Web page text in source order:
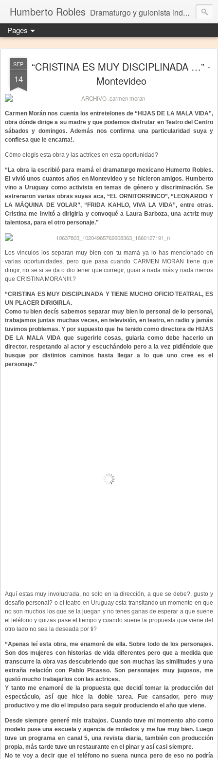
Humberto Robles Dramaturgo y guionista independiente
Pages
SEP
14
“CRISTINA ES MUY DISCIPLINADA …” -
Montevideo
Carmen Morán nos cuenta los entretelones de “HIJAS DE LA MALA VIDA”,
obra dónde dirige a su madre y que podemos disfrutar en Teatro del Centro
sábados y domingos. Además nos confirma una particularidad suya y
confiesa que le encanta!.
Cómo elegís esta obra y las actrices en esta oportunidad?
“La obra la escribió para mamá el dramaturgo mexicano Humerto Robles.
El vivió unos cuantos años en Montevideo y se hicieron amigos. Humberto
vino a Uruguay como activista en temas de género y discriminación. Se
estrenaron varias obras suyas aca, “EL ORNITORRINCO”, “LEONARDO Y
LA MÁQUINA DE VOLAR”, “FRIDA KAHLO, VIVA LA VIDA”, entre otras.
Cristina me invitó a dirigirla y convoqué a Laura Barboza, una actriz muy
talentosa, para el otro personaje.”
Los vínculos los separan muy bien con tu mamá ya lo has mencionado en
varias oportunidades, pero que pasa cuando CARMEN MORAN tiene que
dirigir, no se si se da o dio tener que corregir, guiar a nada más y nada menos
que CRISTINA MORAN!!!.?
“CRISTINA ES MUY DISCIPLINADA Y TIENE MUCHO OFICIO TEATRAL, ES
UN PLACER DIRIGIRLA.
Como tu bien decís sabemos separar muy bien lo personal de lo personal,
trabajamos juntas muchas veces, en televisión, en teatro, en radio y jamás
tuvimos problemas. Y por supuesto que he tenido como directora de HIJAS
DE LA MALA VIDA que sugerirle cosas, guiarla como debe hacerlo un
director, respetando al actor y escuchándolo pero a la vez pidiéndole que
busque por distintos caminos hasta llegar a lo que uno cree es el
personaje.”
Aquí estas muy involucrada, no solo en la dirección, a que se debe?, gusto y
desafío personal? o el teatro en Uruguay esta transitando un momento en que
no son muchos los que se la juegan y no tenes ganas de esperar a que suene
el teléfono y quizas pase el tiempo y cuando suene la propuesta que viene del
otro lado no sea la deseada por ti?
“Apenas leí esta obra, me enamoré de ella. Sobre todo de los personajes.
Son dos mujeres con historias de vida diferentes pero que a medida que
transcurre la obra vas descubriendo que son muchas las similitudes y una
extraña relación con Pablo Picasso. Son personajes muy jugosos, me
gustó mucho trabajarlos con las actrices.
Y tanto me enamoré de la propuesta que decidí tomar la producción del
espectáculo, así que hice la doble tarea. Fue cansador, pero muy
productivo y me dio el impulso para seguir produciendo el año que viene.
Desde siempre generé mis trabajos. Cuando tuve mi momento alto como
modelo puse una escuela y agencia de moledos y me fue muy bien. Luego
tuve un programa en canal 5, una revista diaria, también con producción
propia, más tarde tuve un restaurante en el pinar y así casi siempre.
No te voy a decir que el teléfono no suena nunca pero de eso no podría